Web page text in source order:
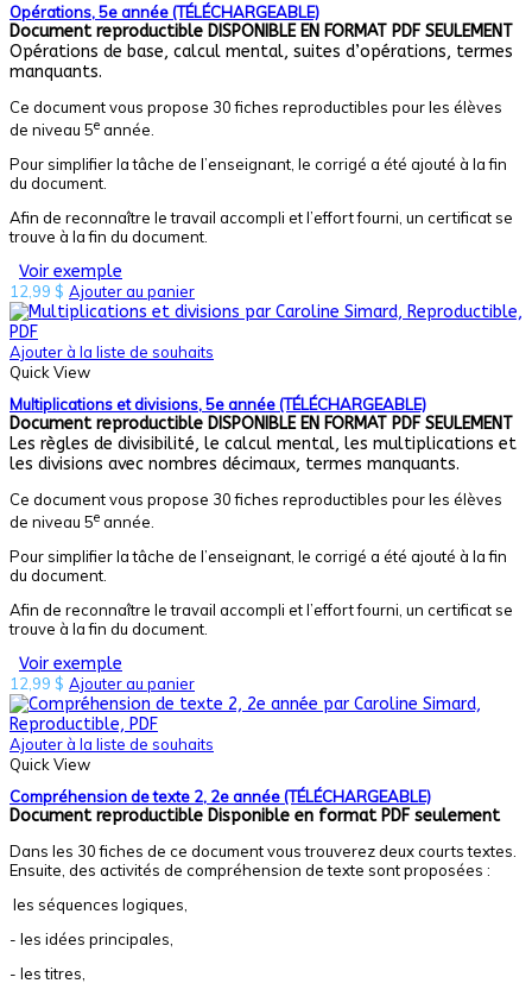
Opérations, 5e année (TÉLÉCHARGEABLE)
Document reproductible DISPONIBLE EN FORMAT PDF SEULEMENT
Opérations de base, calcul mental, suites d’opérations, termes
manquants.
Ce document vous propose 30 fiches reproductibles pour les élèves
de niveau 5e année.
Pour simplifier la tâche de l’enseignant, le corrigé a été ajouté à la fin
du document.
Afin de reconnaître le travail accompli et l’effort fourni, un certificat se
trouve à la fin du document.
Voir exemple
12,99 $ Ajouter au panier
Ajouter à la liste de souhaits
Quick View
Multiplications et divisions, 5e année (TÉLÉCHARGEABLE)
Document reproductible DISPONIBLE EN FORMAT PDF SEULEMENT
Les règles de divisibilité, le calcul mental, les multiplications et
les divisions avec nombres décimaux, termes manquants.
Ce document vous propose 30 fiches reproductibles pour les élèves
de niveau 5e année.
Pour simplifier la tâche de l’enseignant, le corrigé a été ajouté à la fin
du document.
Afin de reconnaître le travail accompli et l’effort fourni, un certificat se
trouve à la fin du document.
Voir exemple
12,99 $ Ajouter au panier
Ajouter à la liste de souhaits
Quick View
Compréhension de texte 2, 2e année (TÉLÉCHARGEABLE)
Document reproductible Disponible en format PDF seulement
Dans les 30 fiches de ce document vous trouverez deux courts textes.
Ensuite, des activités de compréhension de texte sont proposées :
les séquences logiques,
- les idées principales,
- les titres,